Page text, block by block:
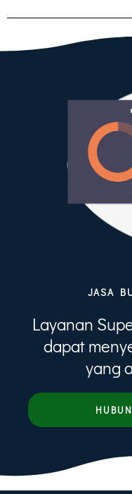
JASA
Layanan
dapat
yang